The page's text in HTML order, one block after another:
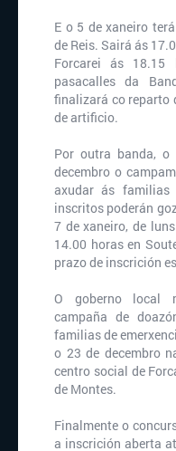
E o 5 de xaneiro
de Reis. Sairá ás
Forcarei ás 18.15
pasacalles da
finalizará co reparto
de artificio.
Por outra banda,
decembro o
axudar ás familias
inscritos poderán
7 de xaneiro, de
14.00 horas en
prazo de inscrición
O goberno local
campaña de
familias de
o 23 de decembro
centro social de
de Montes.
Finalmente o
a inscrición aberta